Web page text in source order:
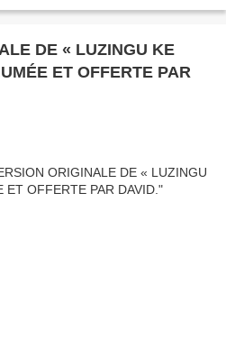
DE « LUZINGU KE
ET OFFERTE PAR